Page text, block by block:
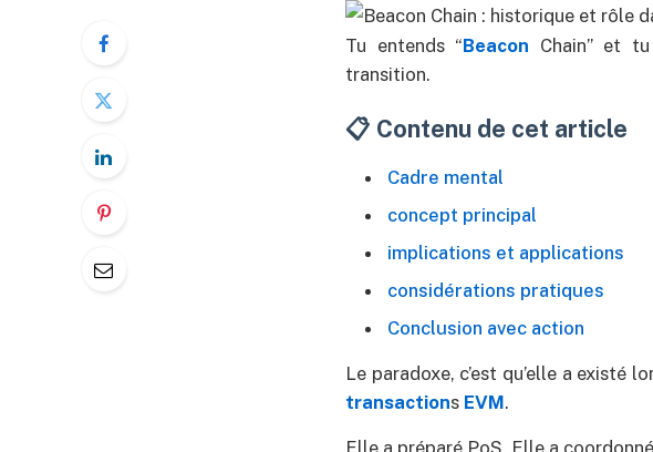
Tu entends “Beacon Chain” et
transition.
📋 Contenu de cet article
Cadre mental
concept principal
implications et applications
considérations pratiques
Conclusion avec action
Le paradoxe, c’est qu’elle a existé
transactions EVM.